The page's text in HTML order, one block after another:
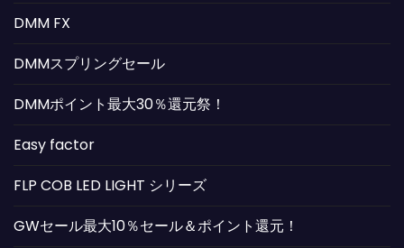
DMM FX
DMMスプリングセール
DMMポイント最大30％還元祭！
Easy factor
FLP COB LED LIGHT シリーズ
GWセール最大10％セール＆ポイント還元！